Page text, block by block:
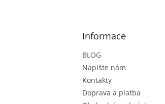
Informace
BLOG
Napište nám
Kontakty
Doprava a platba